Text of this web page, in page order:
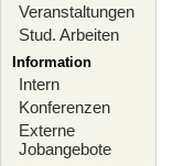
Veranstaltungen
Stud. Arbeiten
Information
Intern
Konferenzen
Externe
Jobangebote